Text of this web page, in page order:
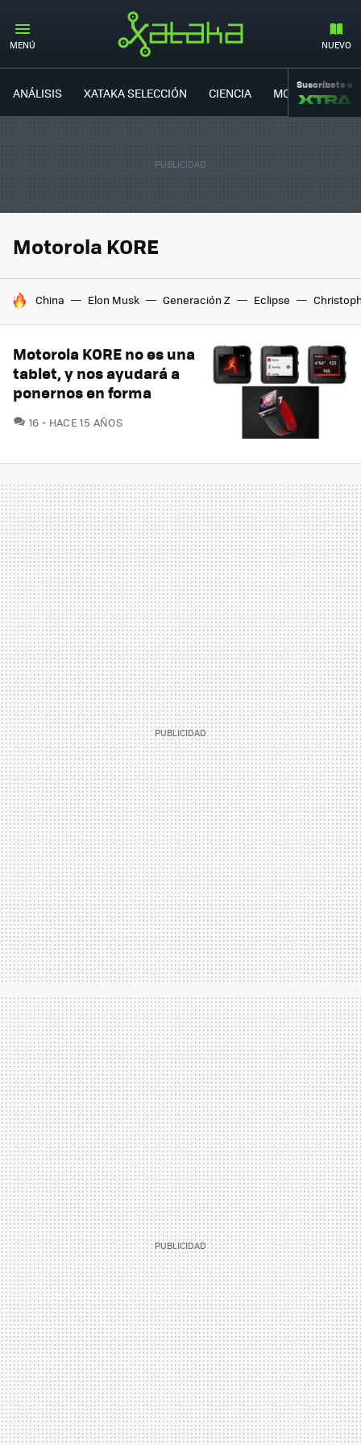
MENÚ NUEVO
ANÁLISIS XATAKA SELECCIÓN CIENCIA MOVILIDAD
Suscríbete a
Motorola KORE
HOY SE HABLA DE
China Elon Musk Generación Z Eclipse
Motorola KORE no es una
tablet, y nos ayudará a
ponernos en forma
16 COMENTARIOS
HACE 15 AÑOS